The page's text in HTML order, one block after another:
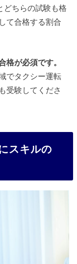
どちらの試験も格
て合格する割合
格が必須です。
でタクシー運転
受験してくださ
スキルの